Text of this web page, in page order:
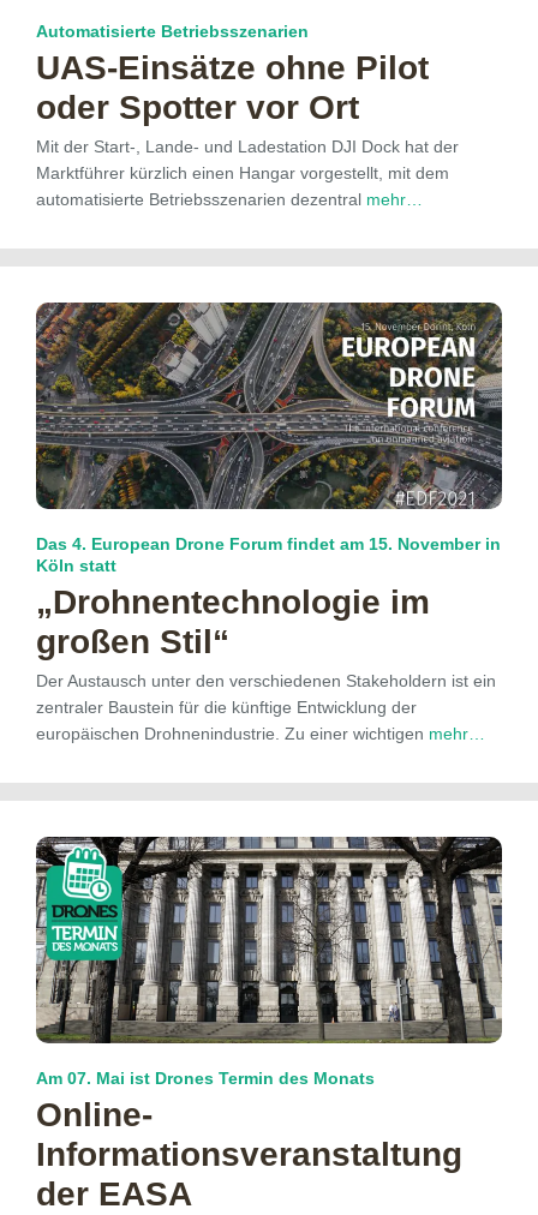
Automatisierte Betriebsszenarien
UAS-Einsätze ohne Pilot
oder Spotter vor Ort
Mit der Start-, Lande- und Ladestation DJI Dock hat der
Marktführer kürzlich einen Hangar vorgestellt, mit dem
automatisierte Betriebsszenarien dezentral mehr…
Das 4. European Drone Forum findet am 15. November in
Köln statt
„Drohnentechnologie im
großen Stil“
Der Austausch unter den verschiedenen Stakeholdern ist ein
zentraler Baustein für die künftige Entwicklung der
europäischen Drohnenindustrie. Zu einer wichtigen mehr…
Am 07. Mai ist Drones Termin des Monats
Online-
Informationsveranstaltung
der EASA